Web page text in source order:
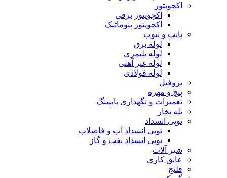
اکچویتور
اکچویتور برقی
اکچویتور پنوماتیک
پایپ و تیوب
لوله برق
لوله پلیمری
لوله غیر آهنی
لوله فولادی
پروفیل
پیچ و مهره
تعمیرات و نگهداری پایپینگ
تله بخار
توپی انسداد
توپی انسداد آب و فاضلاب
توپی انسداد نفت و گاز
شیر آلات
عایق کاری
فلنج